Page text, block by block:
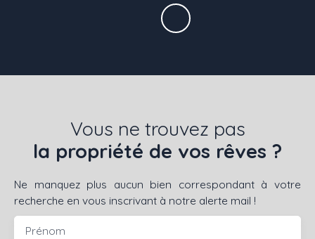
Vous ne trouvez pas
la propriété de vos rêves ?
Ne manquez plus aucun bien correspondant à votre
recherche en vous inscrivant à notre alerte mail !
Prénom